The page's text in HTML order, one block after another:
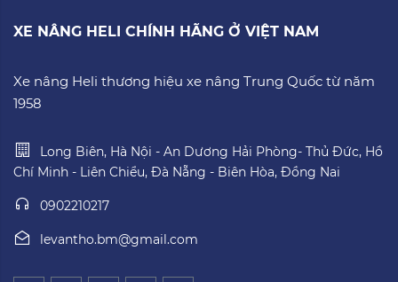
XE NÂNG HELI CHÍNH HÃNG Ở VIỆT NAM
Xe nâng Heli thương hiệu xe nâng Trung Quốc từ năm
1958
Long Biên, Hà Nội - An Dương Hải Phòng- Thủ Đức, Hồ
Chí Minh - Liên Chiểu, Đà Nẵng - Biên Hòa, Đồng Nai
0902210217
levantho.bm@gmail.com